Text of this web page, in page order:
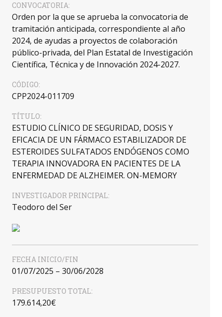
CONVOCATORIA:
Orden por la que se aprueba la convocatoria de
tramitación anticipada, correspondiente al año
2024, de ayudas a proyectos de colaboración
público-privada, del Plan Estatal de Investigación
Científica, Técnica y de Innovación 2024-2027.
CÓDIGO:
CPP2024-011709
TÍTULO:
ESTUDIO CLÍNICO DE SEGURIDAD, DOSIS Y
EFICACIA DE UN FÁRMACO ESTABILIZADOR DE
ESTEROIDES SULFATADOS ENDÓGENOS COMO
TERAPIA INNOVADORA EN PACIENTES DE LA
ENFERMEDAD DE ALZHEIMER. ON-MEMORY
INVESTIGADOR PRINCIPAL:
Teodoro del Ser
FECHA INICIO/FIN
01/07/2025 – 30/06/2028
PRESUPUESTO TOTAL:
179.614,20€